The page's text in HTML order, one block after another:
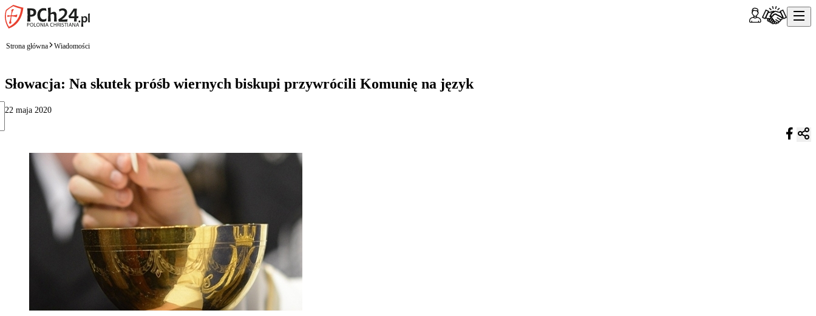
Strona główna Wiadomości
Słowacja: Na skutek próśb wiernych biskupi przywrócili Komunię na język
22 maja 2020